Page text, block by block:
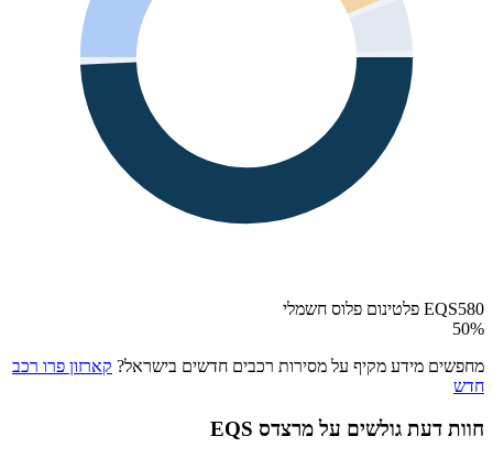
EQS580 פלטינום פלוס חשמלי
50%
מחפשים מידע מקיף על מסירות רכבים חדשים בישראל? קארזון פרו רכב
חדש
חוות דעת גולשים עלמרצדס EQS